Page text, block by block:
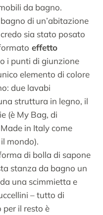
da bagno.
di un’abitazione
sia stato posato
effetto
i punti di giunzione
elemento di colore
due lavabi
struttura in legno, il
(è My Bag, di
in Italy come
mondo).
di bolla di sapone
stanza da bagno un
una scimmietta e
– tutto di
per il resto è